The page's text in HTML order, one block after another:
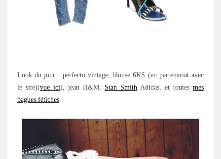
Look du jour : perfecto vintage, blouse 6KS (en partenariat avec
le site)(vue ici), jean H&M, Stan Smith Adidas, et toutes mes
bagues fétiches.